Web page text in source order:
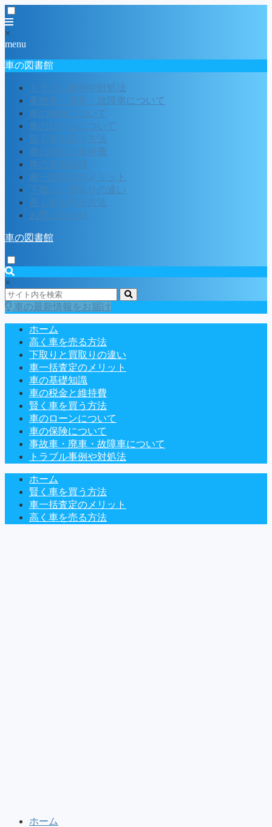
×
menu
車の図書館
トラブル事例や対処法
事故車・廃車・故障車について
車の保険について
車のローンについて
賢く車を買う方法
車の税金と維持費
車の基礎知識
車一括査定のメリット
下取りと買取りの違い
高く車を売る方法
お問い合わせ
車の図書館
×
車の最新情報をお届け
ホーム
高く車を売る方法
下取りと買取りの違い
車一括査定のメリット
車の基礎知識
車の税金と維持費
賢く車を買う方法
車のローンについて
車の保険について
事故車・廃車・故障車について
トラブル事例や対処法
ホーム
賢く車を買う方法
車一括査定のメリット
高く車を売る方法
ホーム